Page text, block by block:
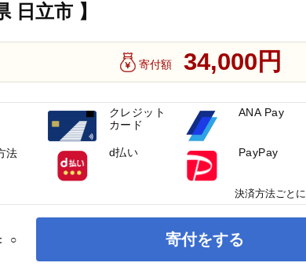
日立市 】
寄付額 34,000円
○ 寄付をする
法
クレジット
カード
ANA Pay
d払い PayPay
決済方法ごと